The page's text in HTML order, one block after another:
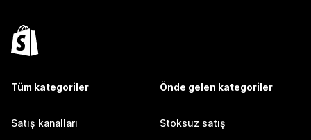
Tüm kategoriler
Satış kanalları
Önde gelen kategoriler
Stoksuz satış